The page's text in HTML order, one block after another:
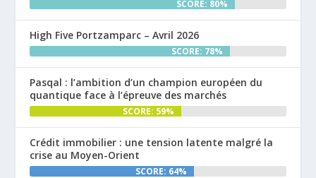
SCORE: 80%
High Five Portzamparc – Avril 2026
SCORE: 78%
Pasqal : l’ambition d’un champion européen du
quantique face à l’épreuve des marchés
SCORE: 59%
Crédit immobilier : une tension latente malgré la
crise au Moyen-Orient
SCORE: 64%